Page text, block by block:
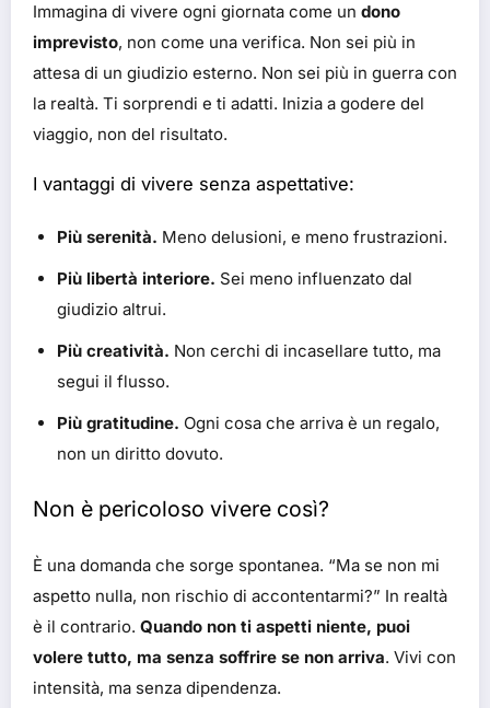
Immagina di vivere ogni giornata come un dono
imprevisto, non come una verifica. Non sei più in
attesa di un giudizio esterno. Non sei più in guerra con
la realtà. Ti sorprendi e ti adatti. Inizia a godere del
viaggio, non del risultato.
I vantaggi di vivere senza aspettative:
Più serenità. Meno delusioni, e meno frustrazioni.
Più libertà interiore. Sei meno influenzato dal
giudizio altrui.
Più creatività. Non cerchi di incasellare tutto, ma
segui il flusso.
Più gratitudine. Ogni cosa che arriva è un regalo,
non un diritto dovuto.
Non è pericoloso vivere così?
È una domanda che sorge spontanea. “Ma se non mi
aspetto nulla, non rischio di accontentarmi?” In realtà
è il contrario. Quando non ti aspetti niente, puoi
volere tutto, ma senza soffrire se non arriva. Vivi con
intensità, ma senza dipendenza.